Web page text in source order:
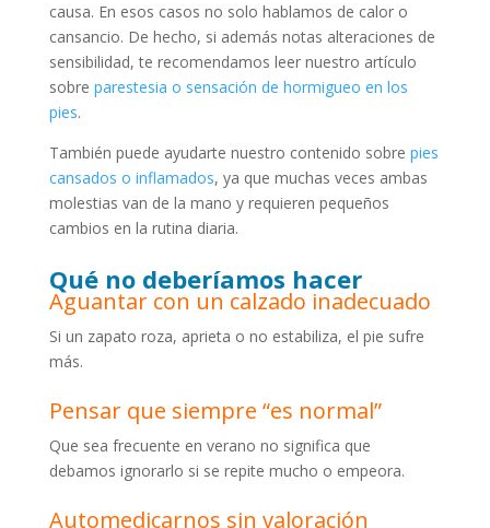
causa. En esos casos no solo hablamos de calor o
cansancio. De hecho, si además notas alteraciones de
sensibilidad, te recomendamos leer nuestro artículo
sobre parestesia o sensación de hormigueo en los
pies.
También puede ayudarte nuestro contenido sobre pies
cansados o inflamados, ya que muchas veces ambas
molestias van de la mano y requieren pequeños
cambios en la rutina diaria.
Qué no deberíamos hacer
Aguantar con un calzado inadecuado
Si un zapato roza, aprieta o no estabiliza, el pie sufre
más.
Pensar que siempre “es normal”
Que sea frecuente en verano no significa que
debamos ignorarlo si se repite mucho o empeora.
Automedicarnos sin valoración